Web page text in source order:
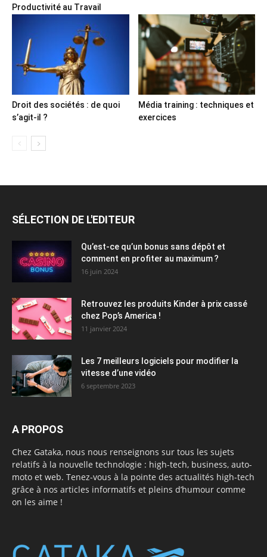
Productivité au Travail
Droit des sociétés : de quoi
s’agit-il ?
Média training : techniques et
exercices
SÉLECTION DE L'EDITEUR
Qu’est-ce qu’un bonus sans dépôt et
comment en profiter au maximum ?
16 juin 2024
Retrouvez les produits Kinder à prix cassé
chez Pop’s America !
11 janvier 2024
Les 7 meilleurs logiciels pour modifier la
vitesse d’une vidéo
6 septembre 2023
A PROPOS
Chez Gataka, nous nous renseignons sur tous les sujets
relatifs à la nouvelle technologie : high-tech, business, auto-
moto et web. Tenez-vous à la pointe des actualités high-tech
grâce à nos articles informatifs et pleins d’humour comme
on les aime !